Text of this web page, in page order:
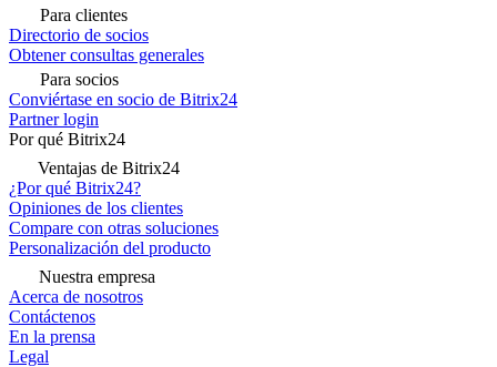
Para clientes
Directorio de socios
Obtener consultas generales
Para socios
Conviértase en socio de Bitrix24
Partner login
Por qué Bitrix24
Ventajas de Bitrix24
¿Por qué Bitrix24?
Opiniones de los clientes
Compare con otras soluciones
Personalización del producto
Nuestra empresa
Acerca de nosotros
Contáctenos
En la prensa
Legal